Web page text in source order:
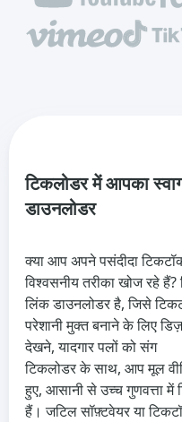
टिकलोडर में आपका
डाउनलोडर
क्या आप अपने पसंदीदा
विश्वसनीय तरीका खोज रहे
लिंक डाउनलोडर है, जिसे
परेशानी मुक्त बनाने के लिए
देखने, यादगार पलों को संग
टिकलोडर के साथ, आप मूल
हुए, आसानी से उच्च गुणवत्ता
हैं। जटिल सॉफ़्टवेयर या